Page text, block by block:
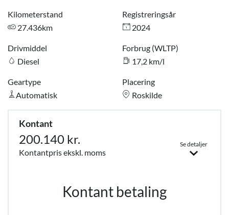
Kilometerstand
27.436km
Registreringsår
2024
Drivmiddel
Diesel
Forbrug (WLTP)
17,2 km/l
Geartype
Automatisk
Placering
Roskilde
Kontant
200.140 kr.
Kontantpris ekskl. moms
Se detaljer
Kontant betaling